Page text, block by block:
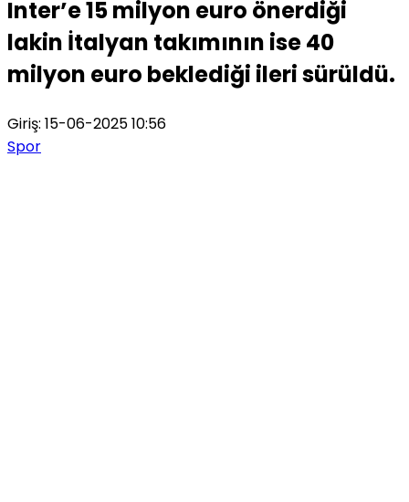
Inter’e 15 milyon euro önerdiği
lakin İtalyan takımının ise 40
milyon euro beklediği ileri sürüldü.
Giriş: 15-06-2025 10:56
Spor